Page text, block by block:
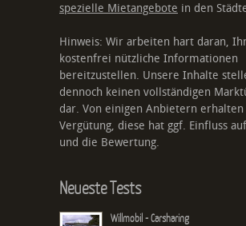
spezielle Mietangebote in den
Hinweis: Wir arbeiten hart daran,
kostenfrei nützliche Informationen
bereitzustellen. Unsere Inhalte
dennoch keinen vollständigen
dar. Von einigen Anbietern
Vergütung, diese hat ggf. Einfluss
und die Bewertung.
Neueste Tests
Willmobil - Carsharing